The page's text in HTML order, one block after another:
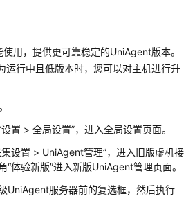
用，提供更可靠稳定的UniAgent版本。
运行中且低版本时，您可以对主机进行升
置 > 全局设置”，进入全局设置页面。
设置 > UniAgent管理”，进入旧版虚机接
“体验新版”进入新版UniAgent管理页面。
UniAgent服务器前的复选框，然后执行